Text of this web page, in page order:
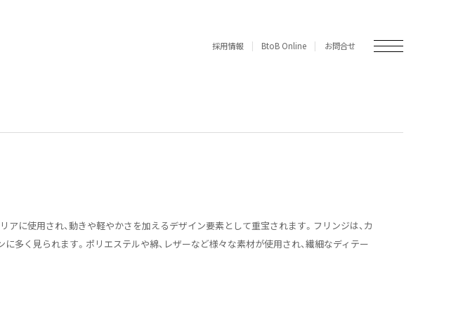
採用情報 BtoB Online お問合せ
に使用され、動きや軽やかさを加えるデザイン要素として重宝されます。フリンジは、カ
多く見られます。ポリエステルや綿、レザーなど様々な素材が使用され、繊細なディテー